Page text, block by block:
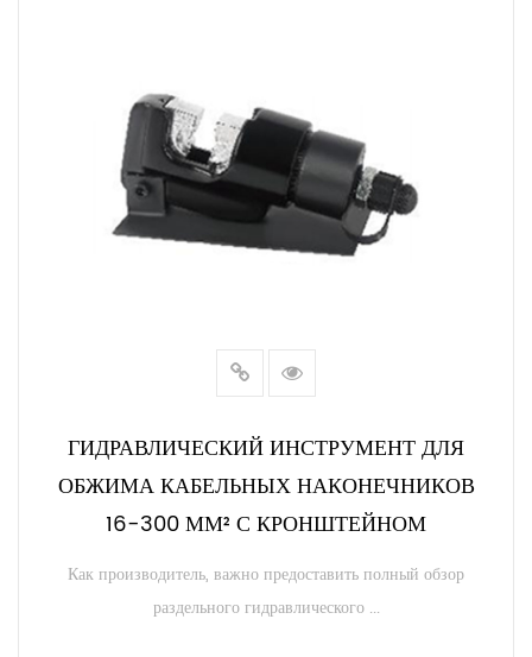
ГИДРАВЛИЧЕСКИЙ ИНСТРУМЕНТ ДЛЯ
ОБЖИМА КАБЕЛЬНЫХ НАКОНЕЧНИКОВ
16-300 ММ² С КРОНШТЕЙНОМ
Как производитель, важно предоставить полный обзор
раздельного гидравлического ...